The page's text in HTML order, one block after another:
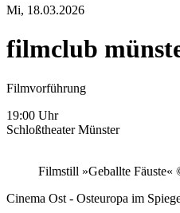
Mi, 18.03.2026
filmclub
Filmvorführung
19:00 Uhr
Schloßtheater Münster
Filmstill »Geballte Fäuste«
Cinema Ost - Osteuropa im